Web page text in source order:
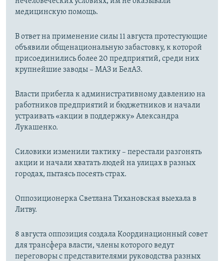
медицинскую помощь.
В ответ на применение силы 11 августа протестующие
объявили общенациональную забастовку, к которой
присоединились более 20 предприятий, среди них
крупнейшие заводы – МАЗ и БелАЗ.
Власти прибегла к административному давлению на
работников предприятий и бюджетников и начали
устраивать «акции в поддержку» Александра
Лукашенко.
Силовики изменили тактику – перестали разгонять
акции и начали хватать людей на улицах в разных
городах, пытаясь посеять страх.
Оппозиционерка Светлана Тихановская выехала в
Литву.
8 августа оппозиция создала Координационный совет
для трансфера власти, члены которого ведут
переговоры с представителями руководства разных